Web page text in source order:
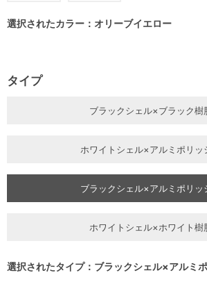
選択されたカラー：オリーブイエロー
タイプ
ブラックシェル×ブラック樹
ホワイトシェル×アルミポリッ
ブラックシェル×アルミポリッ
ホワイトシェル×ホワイト樹
選択されたタイプ：ブラックシェル×アルミ